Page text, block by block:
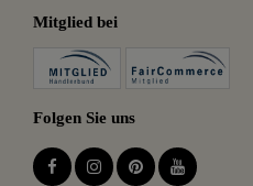
Mitglied bei
Folgen Sie uns